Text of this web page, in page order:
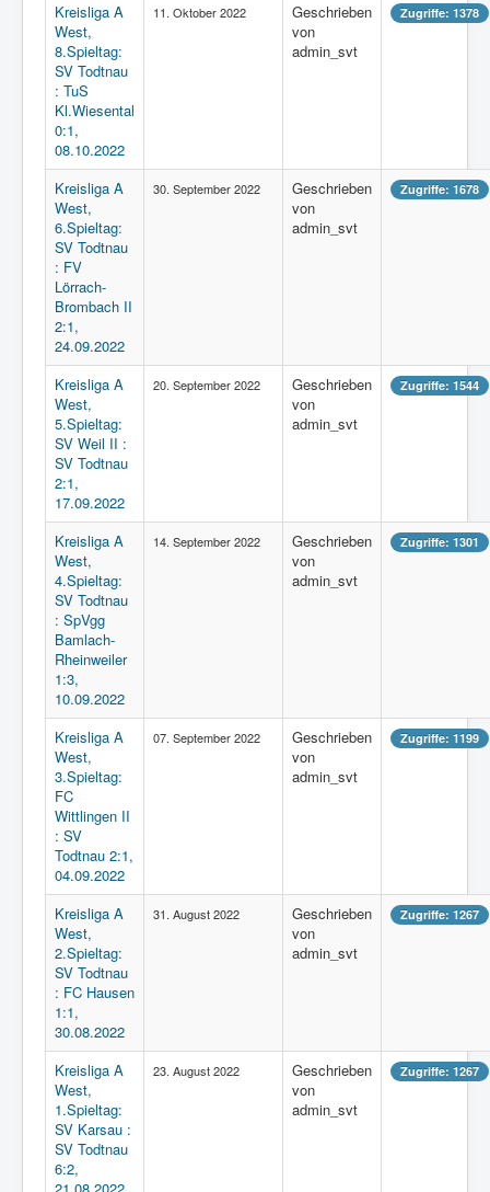
Kreisliga A
West,
8.Spieltag:
SV Todtnau
: TuS
Kl.Wiesental
0:1,
08.10.2022
11. Oktober 2022
Geschrieben
von
admin_svt
Zugriffe: 1378
Kreisliga A
West,
6.Spieltag:
SV Todtnau
: FV
Lörrach-
Brombach II
2:1,
24.09.2022
30. September 2022
Geschrieben
von
admin_svt
Zugriffe: 1678
Kreisliga A
West,
5.Spieltag:
SV Weil II :
SV Todtnau
2:1,
17.09.2022
20. September 2022
Geschrieben
von
admin_svt
Zugriffe: 1544
Kreisliga A
West,
4.Spieltag:
SV Todtnau
: SpVgg
Bamlach-
Rheinweiler
1:3,
10.09.2022
14. September 2022
Geschrieben
von
admin_svt
Zugriffe: 1301
Kreisliga A
West,
3.Spieltag:
FC
Wittlingen II
: SV
Todtnau 2:1,
04.09.2022
07. September 2022
Geschrieben
von
admin_svt
Zugriffe: 1199
Kreisliga A
West,
2.Spieltag:
SV Todtnau
: FC Hausen
1:1,
30.08.2022
31. August 2022
Geschrieben
von
admin_svt
Zugriffe: 1267
Kreisliga A
West,
1.Spieltag:
SV Karsau :
SV Todtnau
6:2,
23. August 2022
Geschrieben
von
admin_svt
Zugriffe: 1267